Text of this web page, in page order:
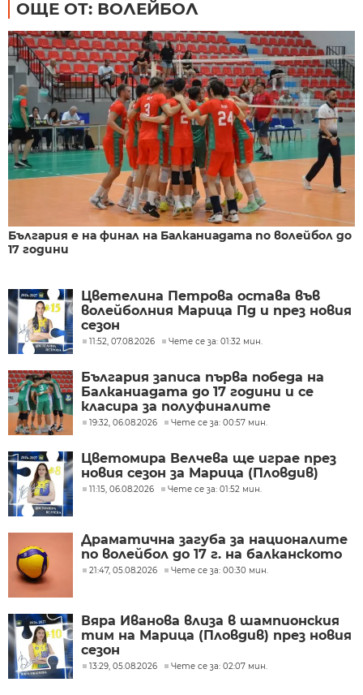
ОЩЕ ОТ: ВОЛЕЙБОЛ
България е на финал на Балканиадата по волейбол до
17 години
Цветелина Петрова остава във
волейболния Марица Пд и през новия
сезон
11:52, 07.08.2026 Чете се за: 01:32 мин.
България записа първа победа на
Балканиадата до 17 години и се
класира за полуфиналите
19:32, 06.08.2026 Чете се за: 00:57 мин.
Цветомира Велчева ще играе през
новия сезон за Марица (Пловдив)
11:15, 06.08.2026 Чете се за: 01:52 мин.
Драматична загуба за националите
по волейбол до 17 г. на балканското
21:47, 05.08.2026 Чете се за: 00:30 мин.
Вяра Иванова влиза в шампионския
тим на Марица (Пловдив) през новия
сезон
13:29, 05.08.2026 Чете се за: 02:07 мин.